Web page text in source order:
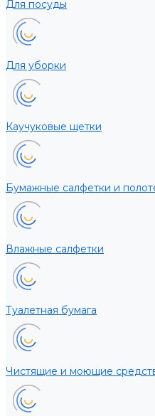
Для посуды
Для уборки
Каучуковые щетки
Бумажные салфетки и
Влажные салфетки
Туалетная бумага
Чистящие и моющие